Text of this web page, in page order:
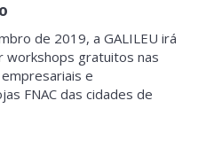
de 2019, a GALILEU irá
workshops gratuitos nas
e
FNAC das cidades de